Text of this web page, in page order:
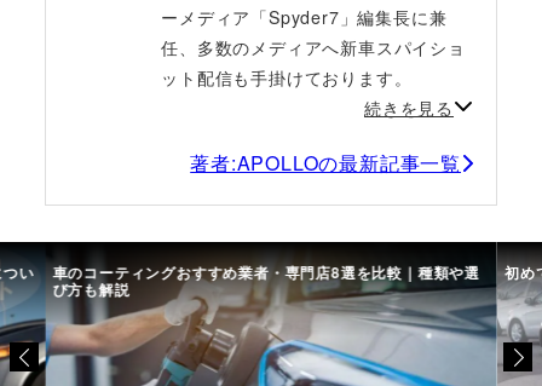
ーメディア「Spyder7」編集長に兼
任、多数のメディアへ新車スパイショ
ット配信も手掛けております。
続きを見る
著者:APOLLOの最新記事一覧
い 車のコーティングおすすめ業者・専門店8選を比較｜種類や選
び方も解説
初め